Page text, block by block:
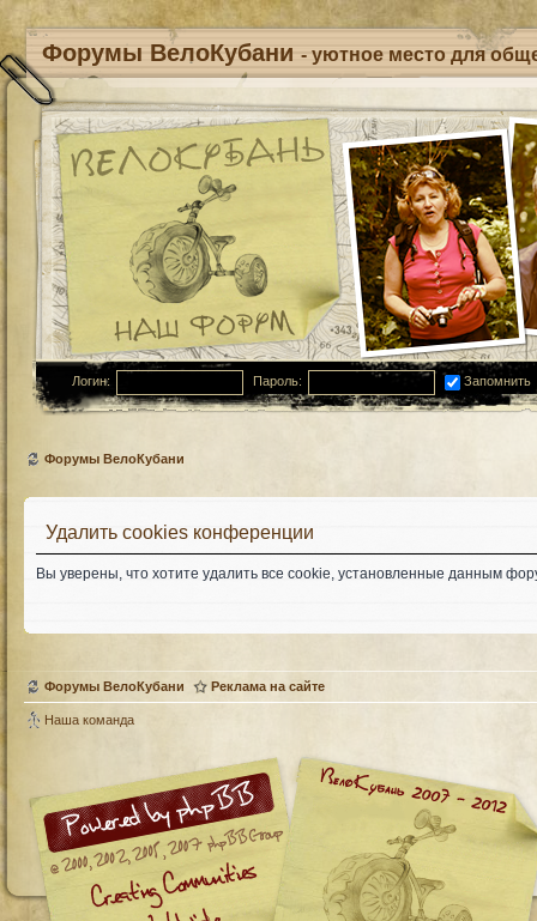
Форумы ВелоКубани - уютное место для
Логин: Пароль: Запомнить
Форумы ВелоКубани
Удалить cookies конференции
Вы уверены, что хотите удалить все cookie, установленные данным
Форумы ВелоКубани Реклама на сайте
Наша команда